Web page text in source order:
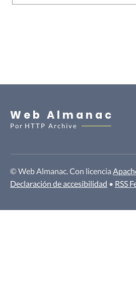
Web Almanac
Por HTTP Archive
© Web Almanac. Con licencia
Declaración de accesibilidad • RSS